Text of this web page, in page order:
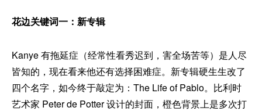
花边关键词一：新专辑
Kanye 有拖延症（经常性看秀迟到，害全场苦等）是人尽
皆知的，现在看来他还有选择困难症。新专辑硬生生改了
四个名字，如今终于敲定为：The Life of Pablo。比利时
艺术家 Peter de Potter 设计的封面，橙色背景上是多次打